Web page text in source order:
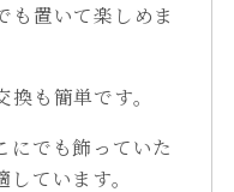
も置いて楽しめま
も簡単です。
にでも飾っていた
ています。